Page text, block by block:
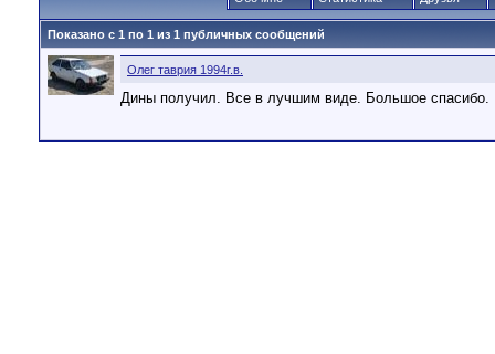
Показано с 1 по 1 из 1 публичных сообщений
Олег таврия 1994г.в.
Дины получил. Все в лучшим виде. Большое спасибо.